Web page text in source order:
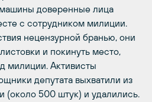
доверенные лица
с сотрудником милиции.
нецензурной бранью, они
и покинуть место,
милиции. Активисты
депутата выхватили из
(около 500 штук) и удалились.